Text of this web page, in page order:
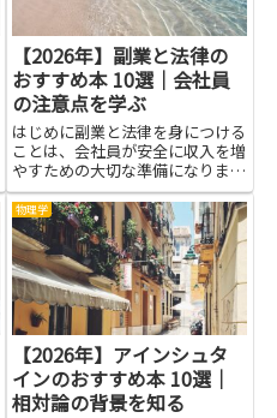
【2026年】副業と法律の
おすすめ本 10選｜会社員
の注意点を学ぶ
はじめに副業と法律を身につける
ことは、会社員が安全に収入を増
やすための大切な準備になりま
す。副業を始める際には、就業規
則や兼業の可否、労働時間と休
息、税務処理、契約書や著作権、
個人情報保護といった法律的な側
面を理解しておくことが肝心で
す。こ...
物理学
【2026年】アインシュタ
インのおすすめ本 10選｜
相対論の背景を知る